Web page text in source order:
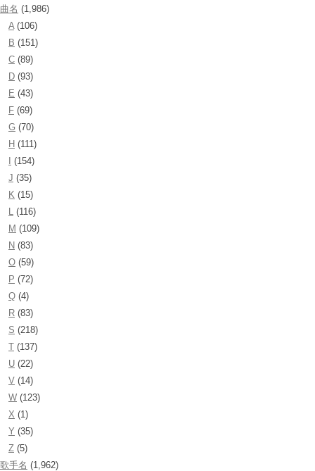
曲名 (1,986)
A(106)
B (151)
C (89)
D (93)
E (43)
F (69)
G (70)
H (111)
(154)
J (35)
K (15)
L (116)
M (109)
N (83)
O (59)
P (72)
Q (4)
R (83)
S (218)
T (137)
U (22)
V (14)
W (123)
X (1)
Y (35)
Z (5)
歌手名 (1,962)